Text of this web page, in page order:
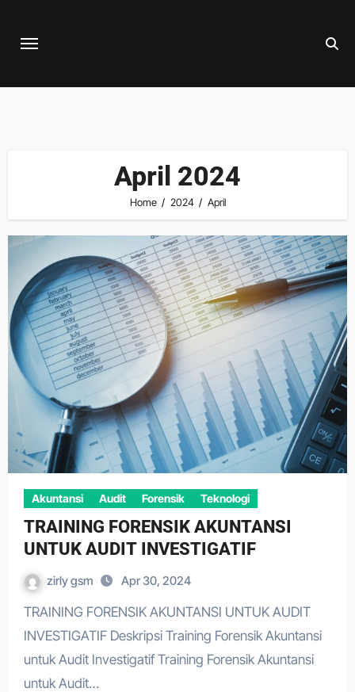
April 2024
Home 2024 April
Akuntansi Audit Forensik Teknologi
TRAINING FORENSIK AKUNTANSI
UNTUK AUDIT INVESTIGATIF
zirly gsm Apr 30, 2024
TRAINING FORENSIK AKUNTANSI UNTUK AUDIT
INVESTIGATIF Deskripsi Training Forensik Akuntansi
untuk Audit Investigatif Training Forensik Akuntansi
untuk Audit…